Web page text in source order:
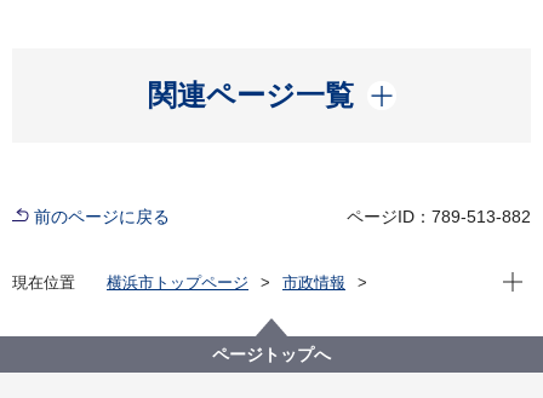
関連ページ一覧
開く
前のページに戻る ページID：789-513-882
現在位置 横浜市トップページ
市政情報
横浜港本牧ふ頭に、鈴与海運（株）の 400TEU型の内
航コンテナ船が初入港しました！
現在
ページトップへ